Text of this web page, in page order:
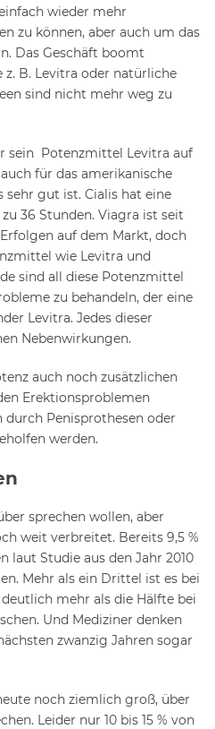
wieder mehr
zu können, aber auch um das
Das Geschäft boomt
B. Levitra oder natürliche
sind nicht mehr weg zu
sein Potenzmittel Levitra auf
für das amerikanische
sehr gut ist. Cialis hat eine
36 Stunden. Viagra ist seit
auf dem Markt, doch
wie Levitra und
sind all diese Potenzmittel
zu behandeln, der eine
Levitra. Jedes dieser
Nebenwirkungen.
auch noch zusätzlichen
Erektionsproblemen
Penisprothesen oder
werden.
sprechen wollen, aber
weit verbreitet. Bereits 9,5 %
laut Studie aus den Jahr 2010
Mehr als ein Drittel ist es bei
mehr als die Hälfte bei
Und Mediziner denken
zwanzig Jahren sogar
noch ziemlich groß, über
Leider nur 10 bis 15 % von